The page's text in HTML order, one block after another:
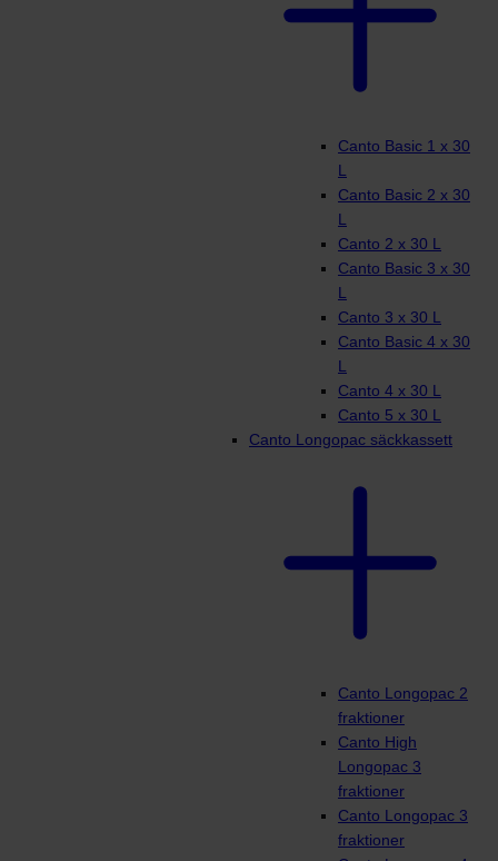
Canto Basic 1 x 30
L
Canto Basic 2 x 30
L
Canto 2 x 30 L
Canto Basic 3 x 30
L
Canto 3 x 30 L
Canto Basic 4 x 30
L
Canto 4 x 30 L
Canto 5 x 30 L
Canto Longopac säckkassett
Canto Longopac 2
fraktioner
Canto High
Longopac 3
fraktioner
Canto Longopac 3
fraktioner